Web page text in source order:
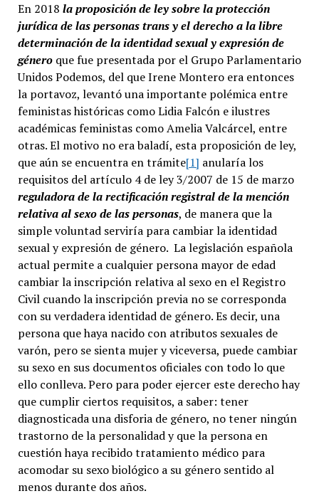
En 2018 la proposición de ley sobre la protección
jurídica de las personas trans y el derecho a la libre
determinación de la identidad sexual y expresión de
género que fue presentada por el Grupo Parlamentario
Unidos Podemos, del que Irene Montero era entonces
la portavoz, levantó una importante polémica entre
feministas históricas como Lidia Falcón e ilustres
académicas feministas como Amelia Valcárcel, entre
otras. El motivo no era baladí, esta proposición de ley,
que aún se encuentra en trámite[1] anularía los
requisitos del artículo 4 de ley 3/2007 de 15 de marzo
reguladora de la rectificación registral de la mención
relativa al sexo de las personas, de manera que la
simple voluntad serviría para cambiar la identidad
sexual y expresión de género. La legislación española
actual permite a cualquier persona mayor de edad
cambiar la inscripción relativa al sexo en el Registro
Civil cuando la inscripción previa no se corresponda
con su verdadera identidad de género. Es decir, una
persona que haya nacido con atributos sexuales de
varón, pero se sienta mujer y viceversa, puede cambiar
su sexo en sus documentos oficiales con todo lo que
ello conlleva. Pero para poder ejercer este derecho hay
que cumplir ciertos requisitos, a saber: tener
diagnosticada una disforia de género, no tener ningún
trastorno de la personalidad y que la persona en
cuestión haya recibido tratamiento médico para
acomodar su sexo biológico a su género sentido al
menos durante dos años.